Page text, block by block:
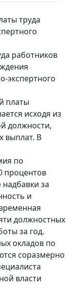
труда
работников
экспертного
платы
исходя из
должности,
выплат. В
по
процентов
за
и
должностных
за год.
окладов по
соразмерно
власти